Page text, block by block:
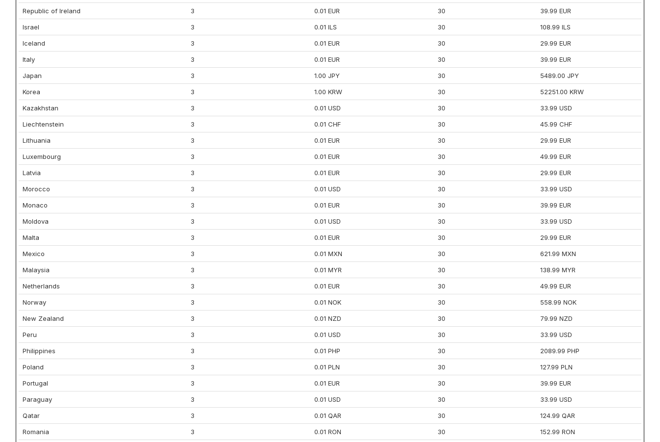
Republic of Ireland 3 0.01 EUR 30 39.99 EUR
Israel 3 0.01 ILS 30 108.99 ILS
Iceland 3 0.01 EUR 30 29.99 EUR
Italy 3 0.01 EUR 30 39.99 EUR
Japan 3 1.00 JPY 30 5489.00 JPY
Korea 3 1.00 KRW 30 52251.00 KRW
Kazakhstan 3 0.01 USD 30 33.99 USD
Liechtenstein 3 0.01 CHF 30 45.99 CHF
Lithuania 3 0.01 EUR 30 29.99 EUR
Luxembourg 3 0.01 EUR 30 49.99 EUR
Latvia 3 0.01 EUR 30 29.99 EUR
Morocco 3 0.01 USD 30 33.99 USD
Monaco 3 0.01 EUR 30 39.99 EUR
Moldova 3 0.01 USD 30 33.99 USD
Malta 3 0.01 EUR 30 29.99 EUR
Mexico 3 0.01 MXN 30 621.99 MXN
Malaysia 3 0.01 MYR 30 138.99 MYR
Netherlands 3 0.01 EUR 30 49.99 EUR
Norway 3 0.01 NOK 30 558.99 NOK
New Zealand 3 0.01 NZD 30 79.99 NZD
Peru 3 0.01 USD 30 33.99 USD
Philippines 3 0.01 PHP 30 2089.99 PHP
Poland 3 0.01 PLN 30 127.99 PLN
Portugal 3 0.01 EUR 30 39.99 EUR
Paraguay 3 0.01 USD 30 33.99 USD
Qatar 3 0.01 QAR 30 124.99 QAR
Romania 3 0.01 RON 30 152.99 RON